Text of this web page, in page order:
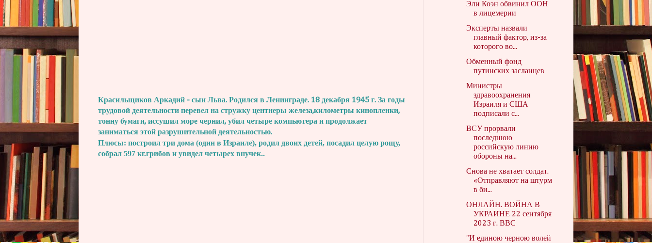
Красильщиков Аркадий - сын Льва. Родился в Ленинграде. 18 декабря 1945 г. За годы
трудовой деятельности перевел на стружку центнеры железа,километры кинопленки,
тонну бумаги, иссушил море чернил, убил четыре компьютера и продолжает
заниматься этой разрушительной деятельностью.
Плюсы: построил три дома (один в Израиле), родил двоих детей, посадил целую рощу,
собрал 597 кг.грибов и увидел четырех внучек..
Эли Коэн обвинил ООН
в лицемерии
Эксперты назвали
главный фактор, из-за
которого во...
Обменный фонд
путинских засланцев
Министры
здравоохранения
Израиля и США
подписали с...
ВСУ прорвали
последнюю
российскую линию
обороны на...
Снова не хватает солдат.
«Отправляют на штурм
в би...
ОНЛАЙН. ВОЙНА В
УКРАИНЕ 22 сентября
2023 г. ВВС
"И единою черною волей